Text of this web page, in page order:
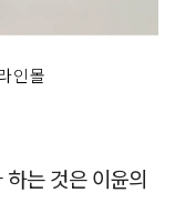
인몰
는 것은 이윤의